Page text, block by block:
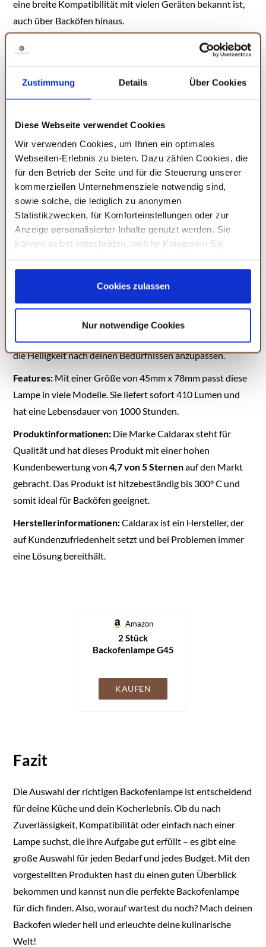
Zustimmung Details Über Cookies
Diese Webseite verwendet Cookies
Wir verwenden Cookies, um Ihnen ein optimales
Webseiten-Erlebnis zu bieten. Dazu zählen Cookies, die
für den Betrieb der Seite und für die Steuerung unserer
kommerziellen Unternehmensziele notwendig sind,
sowie solche, die lediglich zu anonymen
Statistikzwecken, für Komforteinstellungen oder zur
Anzeige personalisierter Inhalte genutzt werden. Sie
können selbst entscheiden, welche Kategorien Sie
Ihrer Einstellungen womöglich nicht mehr alle
Serviceleistungen auf der Seite zur Verfügung stehen.
Sie können Ihre Einwilligung selbstverständlich jederzeit
und diese abändern. Die Rechtmäßigkeit der aufgrund
der Einwilligung bis zum Widerruf erfolgten Verarbeitung
wird hiervon nicht berührt. Weitere Informationen finden
Cookies zulassen
Nur notwendige Cookies
eine breite Kompatibilität mit vielen Geräten bekannt ist,
auch über Backöfen hinaus.
Amazon
VIOKS Backofenlampe
230V 45mmØ 77mm -
Bosch Backofen
Kühlschrank
Mikrowelle
Dunstabzugshaube
KAUFEN
5. 2 Stück Backofenlampe G45 E14,
Dimmbar 2700K Warmweiße Herd-
Du magst es lieber klassisch und funktional? Die
Backofenlampe G45 E14ist eine hervorragende Wahl für
alle, die Wert auf einfache Bedienung und klassisches
Design legen. Diese Lampe ist dimmbar, was dir ermöglicht,
die Helligkeit nach deinen Bedürfnissen anzupassen.
Features: Mit einer Größe von 45mm x 78mm passt diese
Lampe in viele Modelle. Sie liefert sofort 410 Lumen und
hat eine Lebensdauer von 1000 Stunden.
Produktinformationen: Die Marke Caldarax steht für
Qualität und hat dieses Produkt mit einer hohen
Kundenbewertung von4,7 von 5 Sternenauf den Markt
gebracht. Das Produkt ist hitzebeständig bis 300° C und
somit ideal für Backöfen geeignet.
Herstellerinformationen:Caldarax ist ein Hersteller, der
auf Kundenzufriedenheit setzt und bei Problemen immer
eine Lösung bereithält.
Amazon
2 Stück
Backofenlampe G45
birne, 410 Lumen,
78MM * 45MM, AC
KAUFEN
Fazit
Die Auswahl der richtigen Backofenlampe ist entscheidend
für deine Küche und dein Kocherlebnis. Ob du nach
Zuverlässigkeit, Kompatibilität oder einfach nach einer
Lampe suchst, die ihre Aufgabe gut erfüllt – es gibt eine
große Auswahl für jeden Bedarf und jedes Budget. Mit den
vorgestellten Produkten hast du einen guten Überblick
bekommen und kannst nun die perfekte Backofenlampe
für dich finden. Also, worauf wartest du noch? Mach deinen
Backofen wieder hell und erleuchte deine kulinarische
Welt!